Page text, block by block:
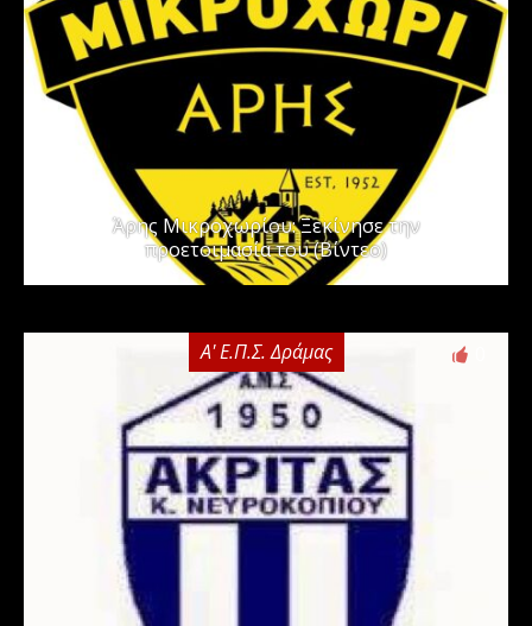
Άρης Μικροχωρίου: Ξεκίνησε την
προετοιμασία του (Βίντεο)
Α' Ε.Π.Σ. Δράμας